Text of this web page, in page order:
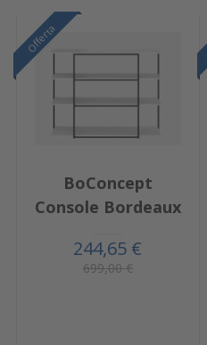
Offerta
BoConcept
Console Bordeaux
244,65 €
699,00 €